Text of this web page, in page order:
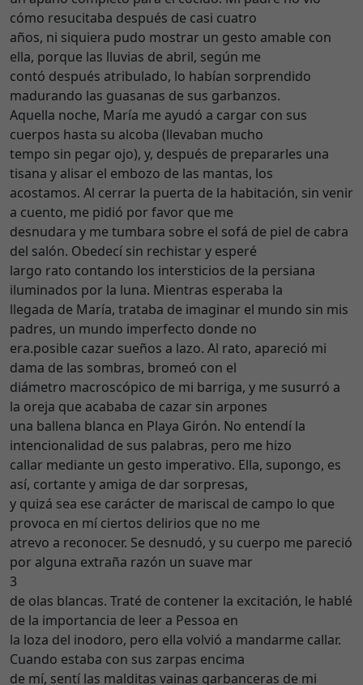
cómo resucitaba después de casi cuatro
años, ni siquiera pudo mostrar un gesto amable con
ella, porque las lluvias de abril, según me
contó después atribulado, lo habían sorprendido
madurando las guasanas de sus garbanzos.
Aquella noche, María me ayudó a cargar con sus
cuerpos hasta su alcoba (llevaban mucho
tempo sin pegar ojo), y, después de prepararles una
tisana y alisar el embozo de las mantas, los
acostamos. Al cerrar la puerta de la habitación, sin venir
a cuento, me pidió por favor que me
desnudara y me tumbara sobre el sofá de piel de cabra
del salón. Obedecí sin rechistar y esperé
largo rato contando los intersticios de la persiana
iluminados por la luna. Mientras esperaba la
llegada de María, trataba de imaginar el mundo sin mis
padres, un mundo imperfecto donde no
era.posible cazar sueños a lazo. Al rato, apareció mi
dama de las sombras, bromeó con el
diámetro macroscópico de mi barriga, y me susurró a
la oreja que acababa de cazar sin arpones
una ballena blanca en Playa Girón. No entendí la
intencionalidad de sus palabras, pero me hizo
callar mediante un gesto imperativo. Ella, supongo, es
así, cortante y amiga de dar sorpresas,
y quizá sea ese carácter de mariscal de campo lo que
provoca en mí ciertos delirios que no me
atrevo a reconocer. Se desnudó, y su cuerpo me pareció
por alguna extraña razón un suave mar
3
de olas blancas. Traté de contener la excitación, le hablé
de la importancia de leer a Pessoa en
la loza del inodoro, pero ella volvió a mandarme callar.
Cuando estaba con sus zarpas encima
de mí, sentí las malditas vainas garbanceras de mi